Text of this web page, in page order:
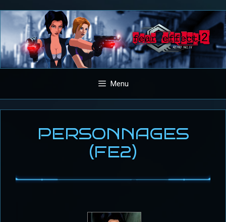
Aller
contenu
Menu
PERSONNAGES
(FE2)